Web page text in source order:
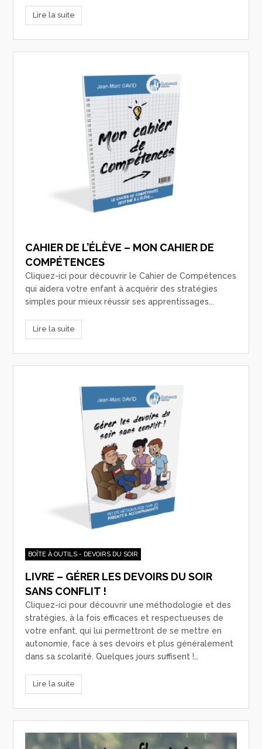
Lire la suite
CAHIER DE L’ÉLÈVE – MON CAHIER DE
COMPÉTENCES
Cliquez-ici pour découvrir le Cahier de Compétences
qui aidera votre enfant à acquérir des stratégies
simples pour mieux réussir ses apprentissages...
Lire la suite
BOÎTE À OUTILS - DEVOIRS DU SOIR
LIVRE – GÉRER LES DEVOIRS DU SOIR
SANS CONFLIT !
Cliquez-ici pour découvrir une méthodologie et des
stratégies, à la fois efficaces et respectueuses de
votre enfant, qui lui permettront de se mettre en
autonomie, face à ses devoirs et plus généralement
dans sa scolarité. Quelques jours suffisent !…
Lire la suite